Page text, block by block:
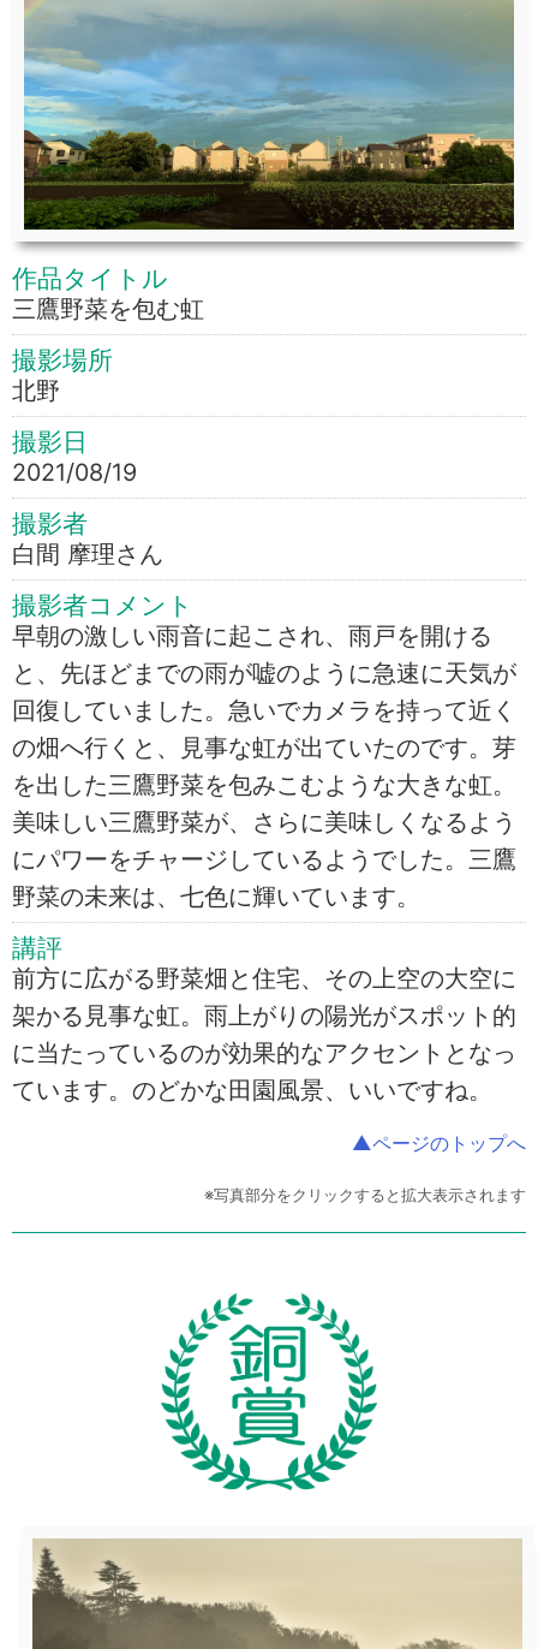
作品タイトル
三鷹野菜を包む虹
撮影場所
北野
撮影日
2021/08/19
撮影者
白間 摩理さん
撮影者コメント
早朝の激しい雨音に起こされ、雨戸を開ける
と、先ほどまでの雨が嘘のように急速に天気が
回復していました。急いでカメラを持って近く
の畑へ行くと、見事な虹が出ていたのです。芽
を出した三鷹野菜を包みこむような大きな虹。
美味しい三鷹野菜が、さらに美味しくなるよう
にパワーをチャージしているようでした。三鷹
野菜の未来は、七色に輝いています。
講評
前方に広がる野菜畑と住宅、その上空の大空に
架かる見事な虹。雨上がりの陽光がスポット的
に当たっているのが効果的なアクセントとなっ
ています。のどかな田園風景、いいですね。
▲ページのトップへ
※写真部分をクリックすると拡大表示されます